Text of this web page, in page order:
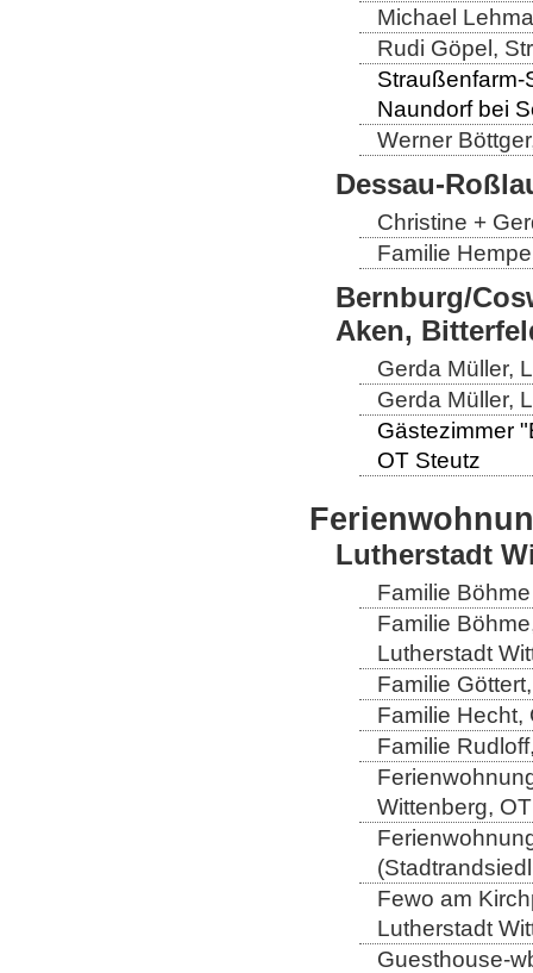
Michael
Rudi Göpel,
Straußenfarm-
Naundorf bei
Werner
Dessau-
Christine +
Familie
Bernburg/
Aken,
Gerda Müller,
Gerda Müller,
Gästezimmer
OT Steutz
Lutherstadt
Familie
Familie
Lutherstadt
Familie
Familie Hecht,
Familie
Wittenberg,
Fewo am
Lutherstadt
Guesthouse-